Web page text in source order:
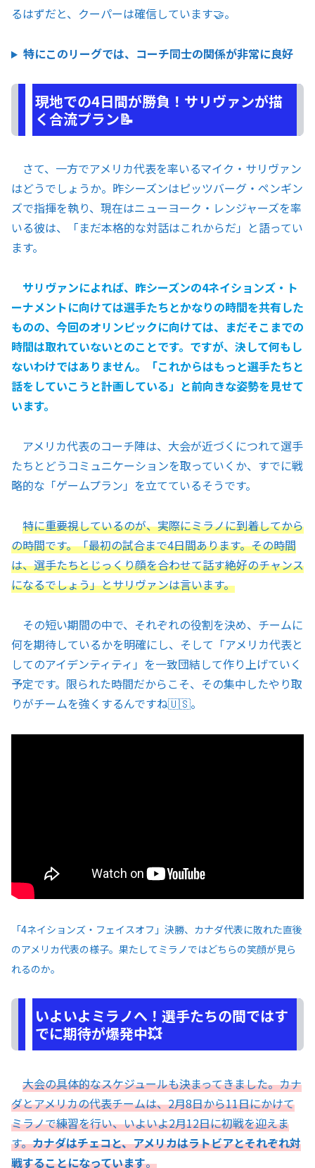
るはずだと、クーパーは確信しています🤝。
特にこのリーグでは、コーチ同士の関係が非常に良好
現地での4日間が勝負！サリヴァンが描
く合流プラン📝
さて、一方でアメリカ代表を率いるマイク・サリヴァン
はどうでしょうか。昨シーズンはピッツバーグ・ペンギン
ズで指揮を執り、現在はニューヨーク・レンジャーズを率
いる彼は、「まだ本格的な対話はこれからだ」と語ってい
ます。
サリヴァンによれば、昨シーズンの4ネイションズ・ト
ーナメントに向けては選手たちとかなりの時間を共有した
ものの、今回のオリンピックに向けては、まだそこまでの
時間は取れていないとのことです。ですが、決して何もし
ないわけではありません。「これからはもっと選手たちと
話をしていこうと計画している」と前向きな姿勢を見せて
います。
アメリカ代表のコーチ陣は、大会が近づくにつれて選手
たちとどうコミュニケーションを取っていくか、すでに戦
略的な「ゲームプラン」を立てているそうです。
特に重要視しているのが、実際にミラノに到着してから
の時間です。「最初の試合まで4日間あります。その時間
は、選手たちとじっくり顔を合わせて話す絶好のチャンス
になるでしょう」とサリヴァンは言います。
その短い期間の中で、それぞれの役割を決め、チームに
何を期待しているかを明確にし、そして「アメリカ代表と
してのアイデンティティ」を一致団結して作り上げていく
予定です。限られた時間だからこそ、その集中したやり取
りがチームを強くするんですね🇺🇸。
「4ネイションズ・フェイスオフ」決勝、カナダ代表に敗れた直後
のアメリカ代表の様子。果たしてミラノではどちらの笑顔が見ら
れるのか。
いよいよミラノへ！選手たちの間ではす
でに期待が爆発中💥
大会の具体的なスケジュールも決まってきました。カナ
ダとアメリカの代表チームは、2月8日から11日にかけて
ミラノで練習を行い、いよいよ2月12日に初戦を迎えま
す。カナダはチェコと、アメリカはラトビアとそれぞれ対
戦することになっています。